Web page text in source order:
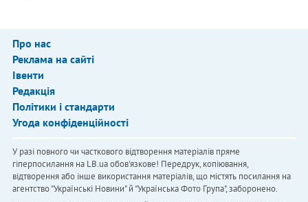
Про нас
Реклама на сайті
Івенти
Редакція
Політики і стандарти
Угода конфіденційності
У разі повного чи часткового відтворення матеріалів пряме
гіперпосилання на LB.ua обов'язкове! Передрук, копіювання,
відтворення або інше використання матеріалів, що містять посилання на
агентство "Українськi Новини" й "Українська Фото Група", заборонено.